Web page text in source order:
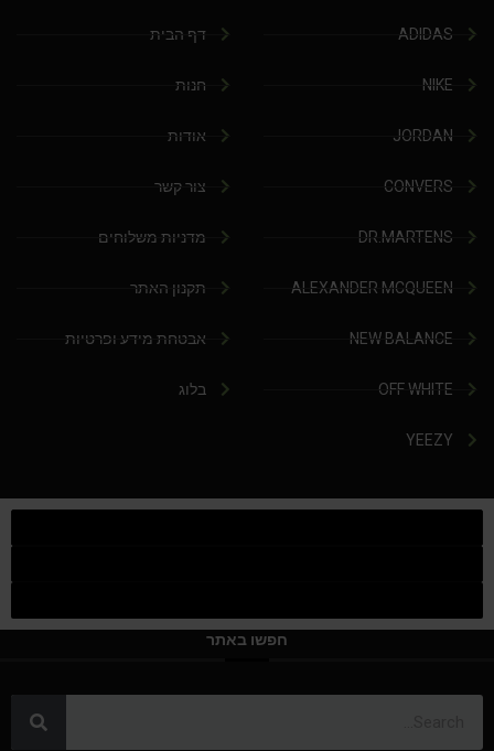
ADIDAS
NIKE
JORDAN
CONVERS
DR.MARTENS
ALEXANDER MCQUEEN
NEW BALANCE
OFF WHITE
YEEZY
דף הבית
חנות
אודות
צור קשר
מדניות משלוחים
תקנון האתר
אבטחת מידע ופרטיות
בלוג
חפשו באתר